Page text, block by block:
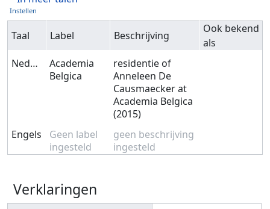
Instellen
Taal Label Beschrijving
Ook bekend
als
Nederlands
Academia
Belgica
residentie of
Anneleen De
Causmaecker at
Academia Belgica
(2015)
Engels
Geen label
ingesteld
geen beschrijving
ingesteld
Verklaringen